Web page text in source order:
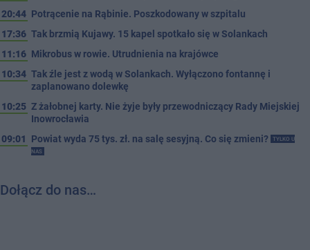
20:44 Potrącenie na Rąbinie. Poszkodowany w szpitalu
17:36 Tak brzmią Kujawy. 15 kapel spotkało się w Solankach
11:16 Mikrobus w rowie. Utrudnienia na krajówce
10:34 Tak źle jest z wodą w Solankach. Wyłączono fontannę i
zaplanowano dolewkę
10:25 Z żałobnej karty. Nie żyje były przewodniczący Rady Miejskiej
Inowrocławia
09:01
Powiat wyda 75 tys. zł. na salę sesyjną. Co się zmieni?
TYLKO U
NAS
Dołącz do nas…